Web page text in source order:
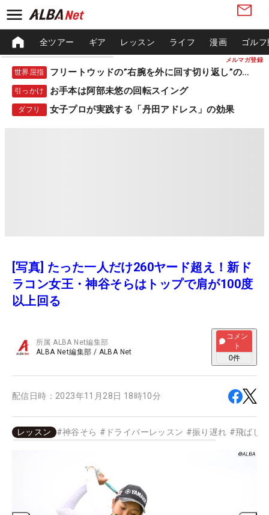
メルマガ登録
全ツアー ギア レッスン ライフ 漫画 ゴル
世界屈指 フリートウッドの”右腕を外に回す切り返し”の秘密
引っかけ お手本は阿部未悠の回転スイング
ダフリ 女子プロが実践する「丹田アドレス」の効果
[写真] たった一人だけ260ヤード超え！新ド
ラコン女王・神谷そらはトップで肩が100度
以上回る
所属ALBA Net編集部
ALBA Net編集部 / ALBA Net
コメン
ト
0件
配信日時： 2023年11月28日 18時10分
レッスン #神谷そら # ドライバーレッスン #振り遅れ #飛ばし